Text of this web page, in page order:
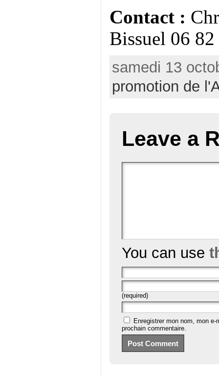
Contact :
Bissuel 06
samedi 13
promotion de
Leave a
You can use
(required)
Enregistrer mon nom, mon
prochain commentaire.